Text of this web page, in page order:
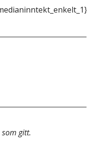
gitt.